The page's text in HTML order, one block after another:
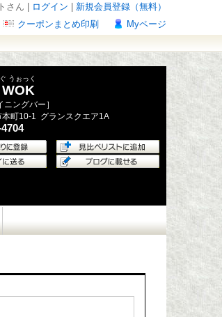
新規会員登録（無料）
ログイン
さん |
Myページ
クーポンまとめ印刷
うぉっく
WOK
ニングバー］
本町10-1
グランスクエア1A